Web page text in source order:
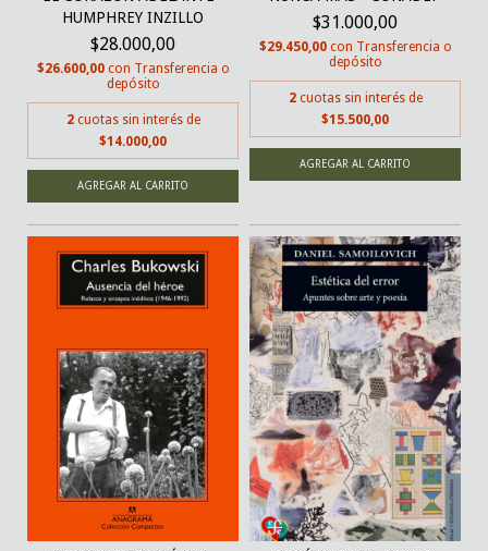
HUMPHREY INZILLO
$28.000,00
$26.600,00 con Transferencia o
depósito
2 cuotas sin interés de
$14.000,00
$31.000,00
$29.450,00 con Transferencia o
depósito
2 cuotas sin interés de
$15.500,00